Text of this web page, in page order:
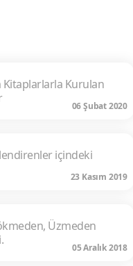
Kitaplarlarla Kurulan
06 Şubat 2020
içindeki
23 Kasım 2019
Üzmeden
05 Aralık 2018